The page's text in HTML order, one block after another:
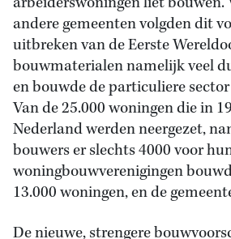
andere gemeenten volgden dit
uitbreken van de Eerste
bouwmaterialen namelijk veel
en bouwde de particuliere
Van de 25.000 woningen die in
Nederland werden neergezet,
bouwers er slechts 4000 voor
woningbouwverenigingen
13.000 woningen, en de
De nieuwe, strengere